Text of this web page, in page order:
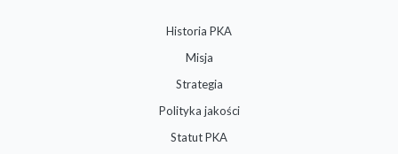
Historia PKA
Misja
Strategia
Polityka jakości
Statut PKA